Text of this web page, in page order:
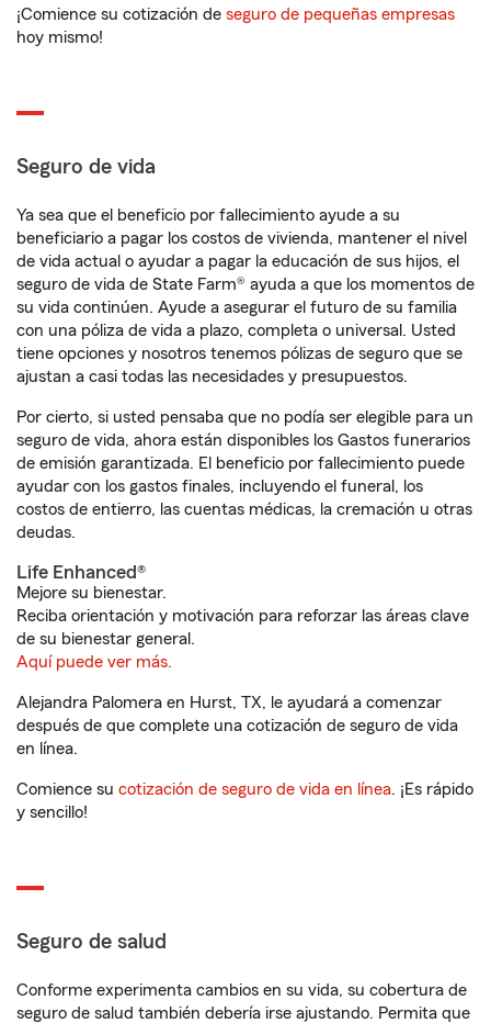
¡Comience su cotización de seguro de pequeñas empresas
hoy mismo!
Seguro de vida
Ya sea que el beneficio por fallecimiento ayude a su
beneficiario a pagar los costos de vivienda, mantener el nivel
de vida actual o ayudar a pagar la educación de sus hijos, el
seguro de vida de State Farm® ayuda a que los momentos de
su vida continúen. Ayude a asegurar el futuro de su familia
con una póliza de vida a plazo, completa o universal. Usted
tiene opciones y nosotros tenemos pólizas de seguro que se
ajustan a casi todas las necesidades y presupuestos.
Por cierto, si usted pensaba que no podía ser elegible para un
seguro de vida, ahora están disponibles los Gastos funerarios
de emisión garantizada. El beneficio por fallecimiento puede
ayudar con los gastos finales, incluyendo el funeral, los
costos de entierro, las cuentas médicas, la cremación u otras
deudas.
Life Enhanced®
Mejore su bienestar.
Reciba orientación y motivación para reforzar las áreas clave
de su bienestar general.
Aquí puede ver más.
Alejandra Palomera en Hurst, TX, le ayudará a comenzar
después de que complete una cotización de seguro de vida
en línea.
Comience su cotización de seguro de vida en línea. ¡Es rápido
y sencillo!
Seguro de salud
Conforme experimenta cambios en su vida, su cobertura de
seguro de salud también debería irse ajustando. Permita que